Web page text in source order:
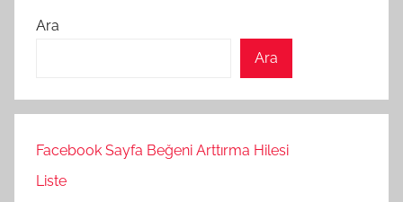
Ara
Ara
Facebook Sayfa Beğeni Arttırma Hilesi
Liste